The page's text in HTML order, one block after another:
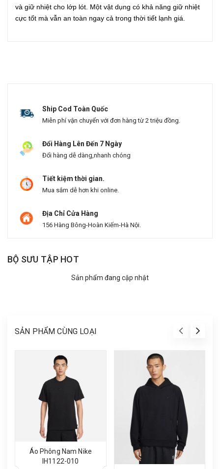
và giữ nhiệt cho lớp lót. Một vật dụng có khả năng giữ nhiệt
cực tốt mà vẫn an toàn ngay cả trong thời tiết lạnh giá.
Ship Cod Toàn Quốc
Miễn phí vận chuyển với đơn hàng từ 2 triệu đồng.
Đổi Hàng Lên Đến 7 Ngày
Đổi hàng dễ dàng,nhanh chóng
Tiết kiệm thời gian.
Mua sắm dễ hơn khi online.
Địa Chỉ Cửa Hàng
156 Hàng Bông-Hoàn Kiếm-Hà Nội.
BỘ SƯU TẬP HOT
Sản phẩm đang cập nhật
SẢN PHẨM CÙNG LOẠI
Áo Phông Nam Nike
IH1122-010